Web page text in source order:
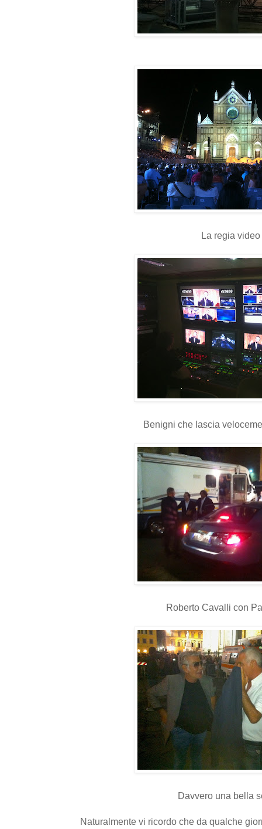
La regia video
Benigni che lascia
Roberto Cavalli con
Davvero una bella
Naturalmente vi ricordo che da qualche